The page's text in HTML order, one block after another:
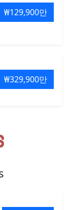
₩129,900만
₩329,900만